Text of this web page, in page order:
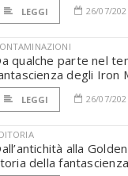
LEGGI 26/07/
qualche parte nel
degli Iron
LEGGI 26/07/
alla
della